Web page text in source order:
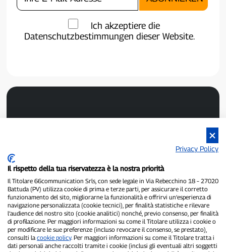
Ich akzeptiere die
Datenschutzbestimmungen dieser Website.
Registrierungsnummer 1/2021 vom 1.2.2021 – Gericht Pavia.
Inhaber und Herausgeber:66communication Srls– USt-IdNr.
02798890188.
Chefredakteur:Alessandro Secchi – Stellvertretender Chefredakteur:
Federico Benedusi.
Datenschutzrichtlinie–Cookie-Richtlinie
„Wenn es wirklich passiert ist, findet man es auf P300.it.“
Privacy Policy
Il rispetto della tua riservatezza è la nostra priorità
Il Titolare 66communication Srls, con sede legale in Via Rebecchino 18 – 27020
Battuda (PV) utilizza cookie di prima e terze parti, per assicurare il corretto
funzionamento del sito, migliorarne la funzionalità e offrirvi un’esperienza di
navigazione personalizzata (cookie tecnici), per finalità statistiche e rilevare
l’audience del nostro sito (cookie analitici) nonché, previo consenso, per finalità
di profilazione. Per maggiori informazioni su come il Titolare utilizza i cookie o
per modificare le sue preferenze (incluso revocare il consenso, se prestato),
consulti la cookie policy. Per maggiori informazioni su come il Titolare tratta i
dati personali anche raccolti tramite i cookie (inclusi gli eventuali altri soggetti